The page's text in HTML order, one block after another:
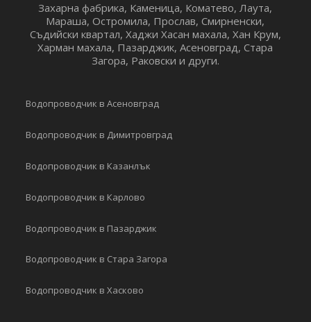
Захарна фабрика, Каменица, Коматево, Лаута,
Мараша, Остромила, Прослав, Смирненски,
Съдийски квартал, Хаджи Хасан махала, Хан Крум,
Харман махала, Пазарджик, Асеновград, Стара
Загора, Раковски и други.
Водопроводчик в Асеновград
Водопроводчик в Димитровград
Водопроводчик в Казанлък
Водопроводчик в Карлово
Водопроводчик в Пазарджик
Водопроводчик в Стара Загора
Водопроводчик в Хасково